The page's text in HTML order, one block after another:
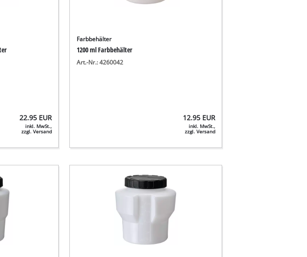
22.95 EUR
inkl. MwSt.,
zzgl. Versand
Farbbehälter
1200 ml Farbbehälter
Art.-Nr.: 4260042
12.95 EUR
inkl. MwSt.,
zzgl. Versand